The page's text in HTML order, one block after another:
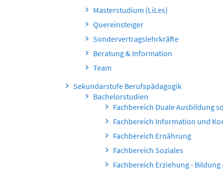
Masterstudium (LiLes)
Quereinsteiger
Sondervertragslehrkräfte
Beratung & Information
Team
Sekundarstufe Berufspädagogik
Bachelorstudien
Fachbereich Duale Ausbildung
Fachbereich Information und
Fachbereich Ernährung
Fachbereich Soziales
Fachbereich Erziehung -